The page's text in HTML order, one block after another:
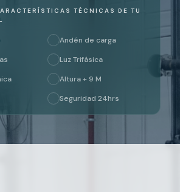
TÉCNICAS DE TU
Andén de carga
Luz Trifásica
Altura + 9 M
Seguridad 24hrs